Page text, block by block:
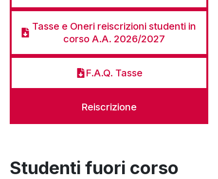
Tasse e Oneri reiscrizioni studenti in
corso A.A. 2026/2027
F.A.Q. Tasse
Reiscrizione
Studenti fuori corso